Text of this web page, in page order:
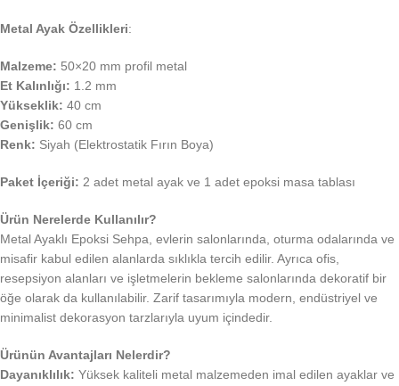
Metal Ayak Özellikleri:
Malzeme: 50×20 mm profil metal
Et Kalınlığı: 1.2 mm
Yükseklik: 40 cm
Genişlik: 60 cm
Renk: Siyah (Elektrostatik Fırın Boya)
Paket İçeriği: 2 adet metal ayak ve 1 adet epoksi masa tablası
Ürün Nerelerde Kullanılır?
Metal Ayaklı Epoksi Sehpa, evlerin salonlarında, oturma odalarında ve
misafir kabul edilen alanlarda sıklıkla tercih edilir. Ayrıca ofis,
resepsiyon alanları ve işletmelerin bekleme salonlarında dekoratif bir
öğe olarak da kullanılabilir. Zarif tasarımıyla modern, endüstriyel ve
minimalist dekorasyon tarzlarıyla uyum içindedir.
Ürünün Avantajları Nelerdir?
Dayanıklılık: Yüksek kaliteli metal malzemeden imal edilen ayaklar ve